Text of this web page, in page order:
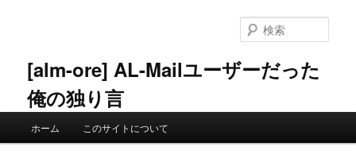
ン
へ
ツ
移
[alm-ore] AL-Mailユーザーだった
俺の独り言
索
ホーム このサイトについて